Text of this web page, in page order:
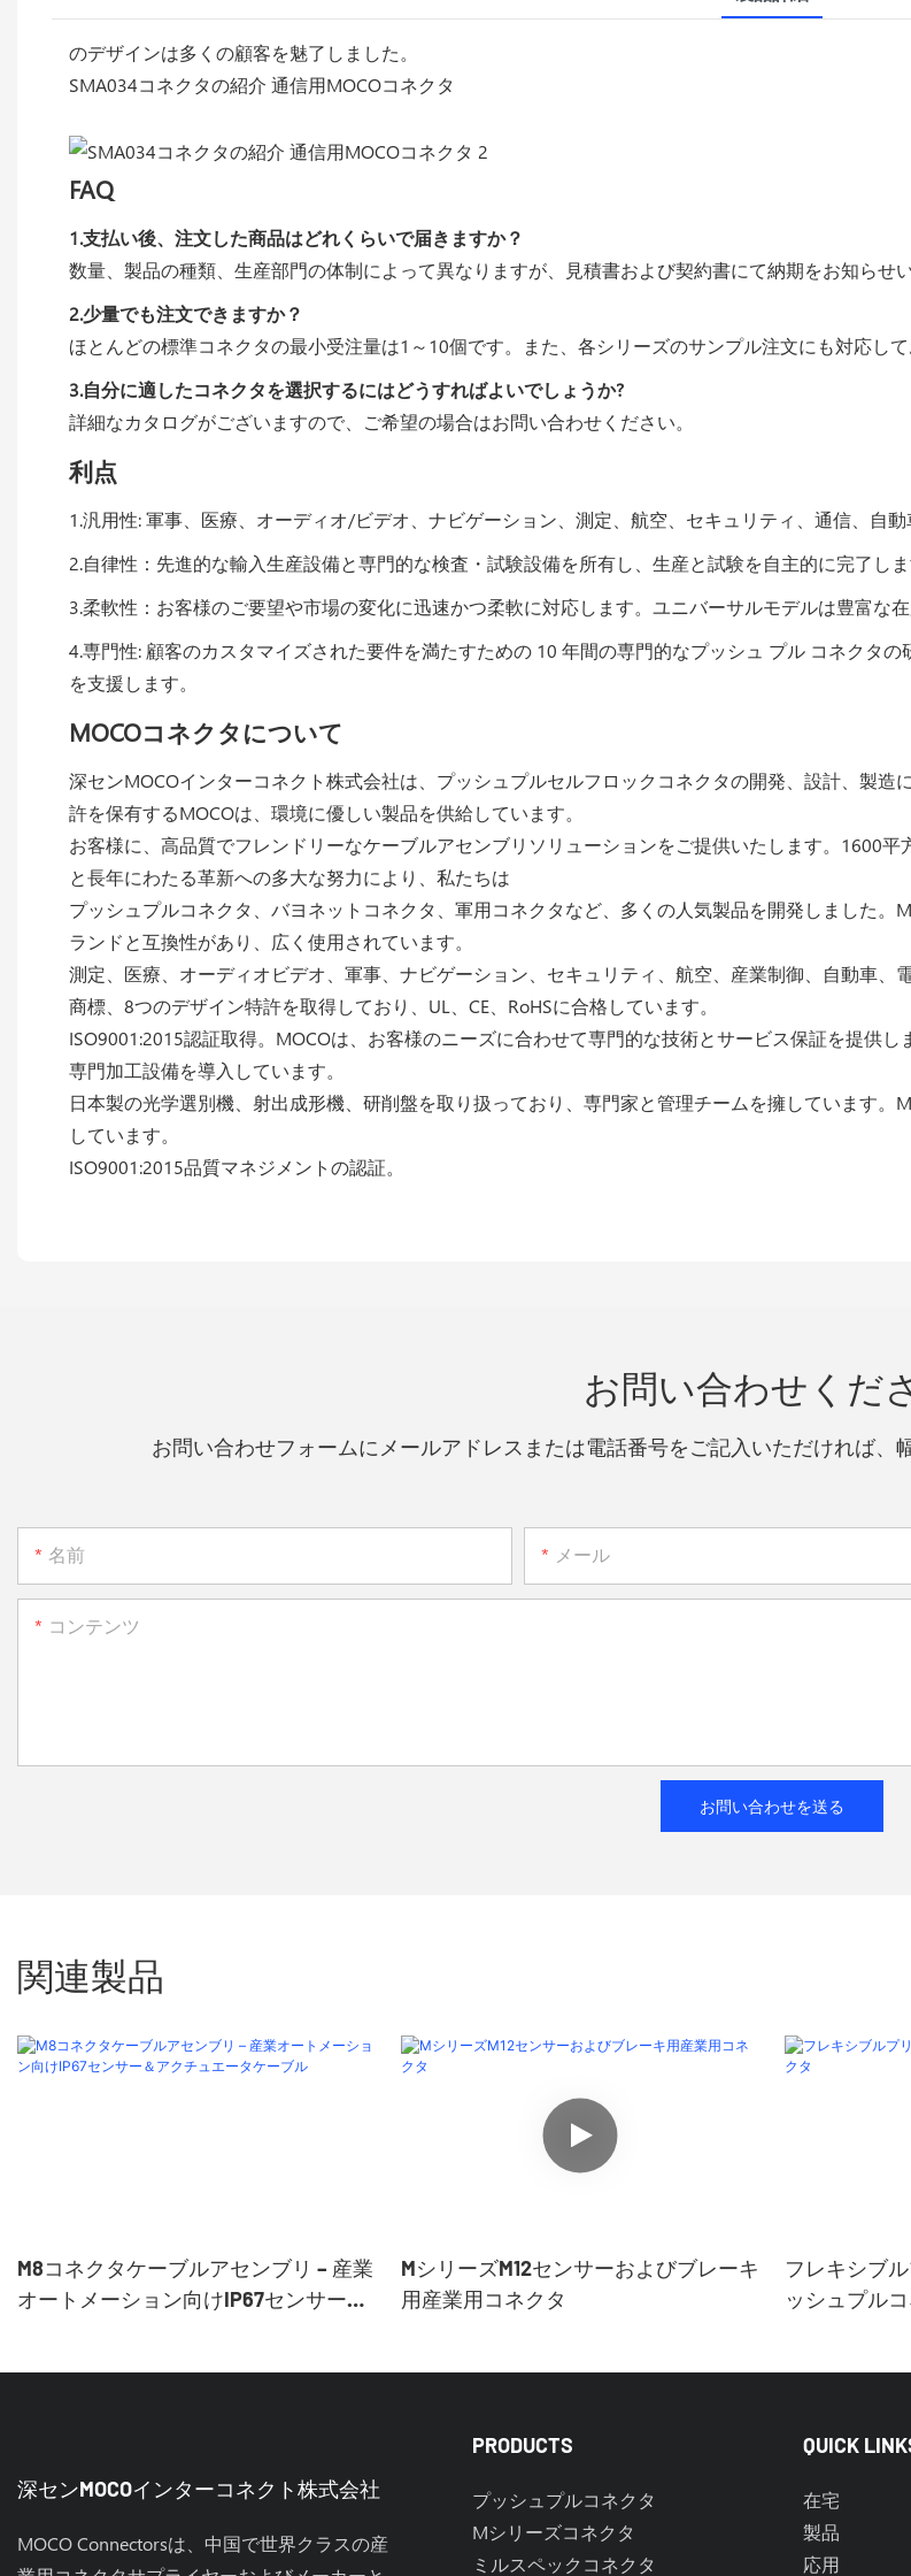
のデザインは多くの顧客を魅了しました。
SMA034コネクタの紹介 通信用MOCOコネクタ
FAQ
1.支払い後、注文した商品はどれくらいで届きますか？
数量、製品の種類、生産部門の体制によって異なりますが、見積書および契約書にて納期をお知らせい
2.少量でも注文できますか？
ほとんどの標準コネクタの最小受注量は1～10個です。また、各シリーズのサンプル注文にも対応し
3.自分に適したコネクタを選択するにはどうすればよいでしょうか?
詳細なカタログがございますので、ご希望の場合はお問い合わせください。
利点
1.汎用性: 軍事、医療、オーディオ/ビデオ、ナビゲーション、測定、航空、セキュリティ、通信、自動
2.自律性：先進的な輸入生産設備と専門的な検査・試験設備を所有し、生産と試験を自主的に完了しま
3.柔軟性：お客様のご要望や市場の変化に迅速かつ柔軟に対応します。ユニバーサルモデルは豊富な
4.専門性: 顧客のカスタマイズされた要件を満たすための 10 年間の専門的なプッシュ プル コネクタ
を支援します。
MOCOコネクタについて
深センMOCOインターコネクト株式会社は、プッシュプルセルフロックコネクタの開発、設計、製
許を保有するMOCOは、環境に優しい製品を供給しています。
お客様に、高品質でフレンドリーなケーブルアセンブリソリューションをご提供いたします。1600
と長年にわたる革新への多大な努力により、私たちは
プッシュプルコネクタ、バヨネットコネクタ、軍用コネクタなど、多くの人気製品を開発しました
ランドと互換性があり、広く使用されています。
測定、医療、オーディオビデオ、軍事、ナビゲーション、セキュリティ、航空、産業制御、自動車
商標、8つのデザイン特許を取得しており、UL、CE、RoHSに合格しています。
ISO9001:2015認証取得。MOCOは、お客様のニーズに合わせて専門的な技術とサービス保証を提供
専門加工設備を導入しています。
日本製の光学選別機、射出成形機、研削盤を取り扱っており、専門家と管理チームを擁しています
しています。
ISO9001:2015品質マネジメントの認証。
お問い合わせくだ
お問い合わせフォームにメールアドレスまたは電話番号をご記入いただければ、
名前 メール
コンテンツ
お問い合わせを送る
関連製品
M8コネクタケーブルアセンブリ – 産業
オートメーション向けIP67センサー＆
MシリーズM12センサーおよびブレーキ
用産業用コネクタ
フレキシブ
ッシュプル
深センMOCOインターコネクト株式会社
MOCO Connectorsは、中国で世界クラスの産
PRODUCTS
プッシュプルコネクタ
Mシリーズコネクタ
ミルスペックコネクタ
QUICK
在宅
製品
応用